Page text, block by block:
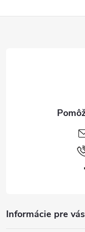
Informácie pre vás